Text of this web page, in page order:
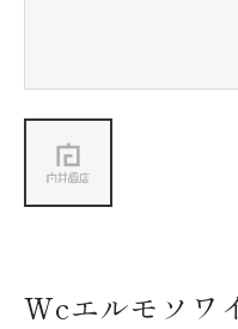
Wcエルモソワ